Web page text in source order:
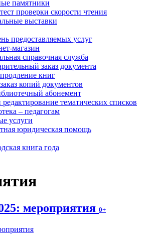
памятники
проверки скорости чтения
выставки
предоставляемых услуг
магазин
справочная служба
заказ документа
книг
копий документов
абонемент
редактирование тематических списков
– педагогам
услуги
юридическая помощь
книга года
мероприятия 0+